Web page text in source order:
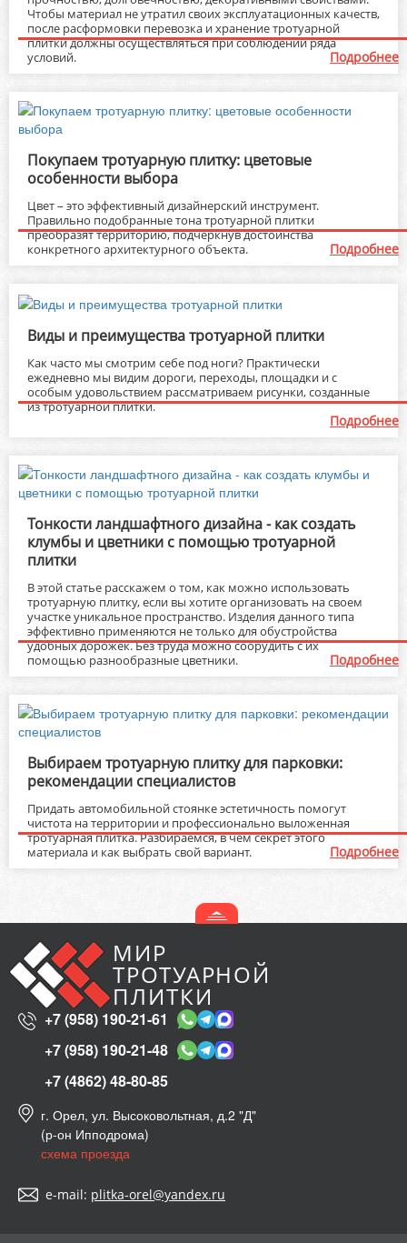
Чтобы материал не утратил своих эксплуатационных качеств,
после расформовки перевозка и хранение тротуарной
плитки должны осуществляться при соблюдении ряда
условий.
Подробнее
Покупаем тротуарную плитку: цветовые
особенности выбора
Цвет – это эффективный дизайнерский инструмент.
Правильно подобранные тона тротуарной плитки
преобразят территорию, подчеркнув достоинства
конкретного архитектурного объекта.
Подробнее
Виды и преимущества тротуарной плитки
Как часто мы смотрим себе под ноги? Практически
ежедневно мы видим дороги, переходы, площадки и с
особым удовольствием рассматриваем рисунки, созданные
из тротуарной плитки.
Подробнее
Тонкости ландшафтного дизайна - как создать
клумбы и цветники с помощью тротуарной
плитки
В этой статье расскажем о том, как можно использовать
тротуарную плитку, если вы хотите организовать на своем
участке уникальное пространство. Изделия данного типа
эффективно применяются не только для обустройства
удобных дорожек. Без труда можно соорудить с их
помощью разнообразные цветники.
Подробнее
Выбираем тротуарную плитку для парковки:
рекомендации специалистов
Придать автомобильной стоянке эстетичность помогут
чистота на территории и профессионально выложенная
тротуарная плитка. Разбираемся, в чем секрет этого
материала и как выбрать свой вариант.
Подробнее
МИР
ТРОТУАРНОЙ
ПЛИТКИ
+7 (958) 190-21-61
+7 (958) 190-21-48
+7 (4862) 48-80-85
г. Орел, ул. Высоковольтная, д.2 "Д"
(р-он Ипподрома)
схема проезда
e-mail: plitka-orel@yandex.ru